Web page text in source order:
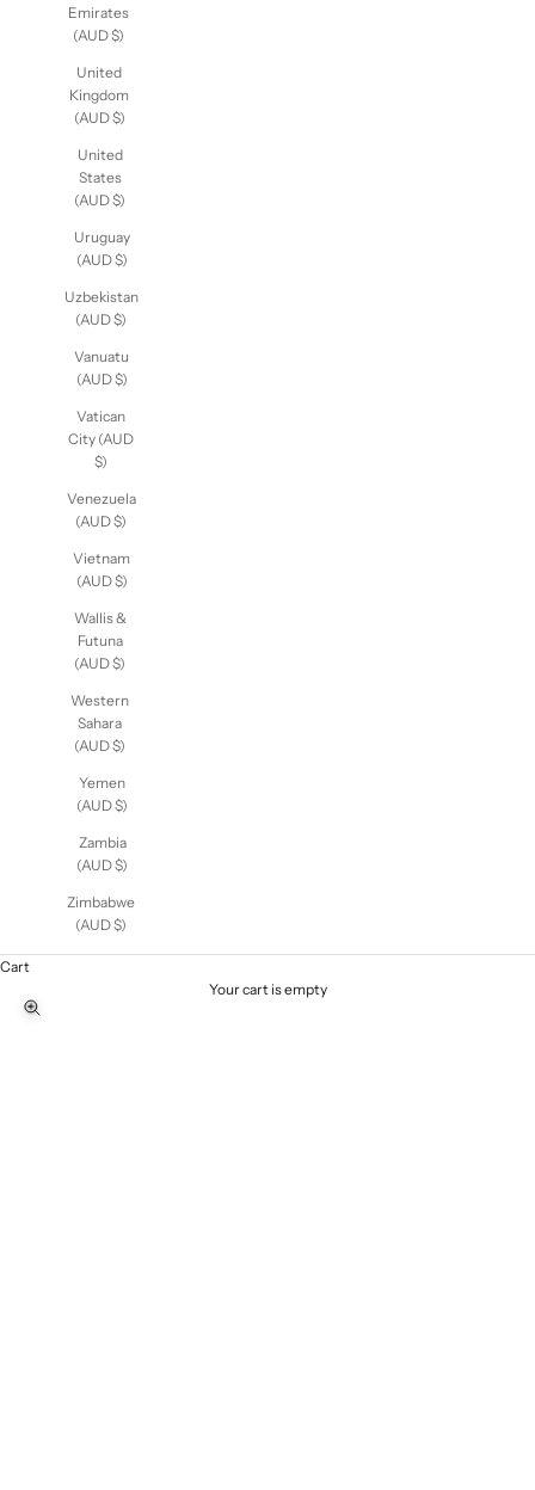
Emirates
(AUD $)
United
Kingdom
(AUD $)
United
States
(AUD $)
Uruguay
(AUD $)
Uzbekistan
(AUD $)
Vanuatu
(AUD $)
Vatican
City (AUD
$)
Venezuela
(AUD $)
Vietnam
(AUD $)
Wallis &
Futuna
(AUD $)
Western
Sahara
(AUD $)
Yemen
(AUD $)
Zambia
(AUD $)
Zimbabwe
(AUD $)
Cart
Your cart is empty
Zoom picture